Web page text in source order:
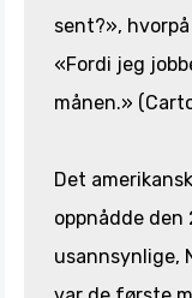
sent?»,
«Fordi jeg
månen.»
Det
oppnådde den
usannsynlige,